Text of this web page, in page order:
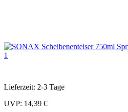
Lieferzeit: 2-3 Tage
UVP: 14,39 €